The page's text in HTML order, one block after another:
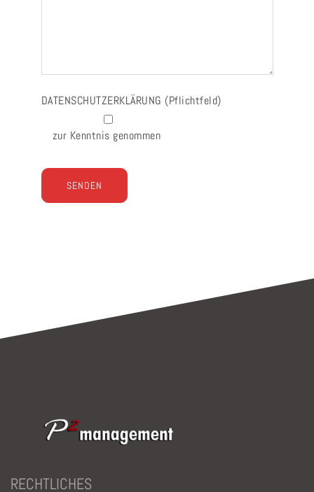
DATENSCHUTZERKLÄRUNG (Pflichtfeld)
zur Kenntnis genommen
RECHTLICHES